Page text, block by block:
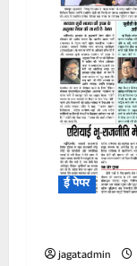
ई पेपर
jagatadmin